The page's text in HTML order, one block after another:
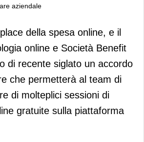
aziendale
nel welfare aziendale
della spesa online, e il
online e Società Benefit
di recente siglato un accordo
che permetterà al team di
di molteplici sessioni di
gratuite sulla piattaforma